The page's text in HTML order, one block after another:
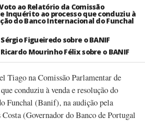
ao Relatório da Comissão
Inquérito ao processo que conduziu à
do Banco Internacional do Funchal
Figueiredo sobre o BANIF
Mourinho Félix sobre o BANIF
Tiago na Comissão Parlamentar de
conduziu à venda e resolução do
Funchal (Banif), na audição pela
Costa (Governador do Banco de Portugal